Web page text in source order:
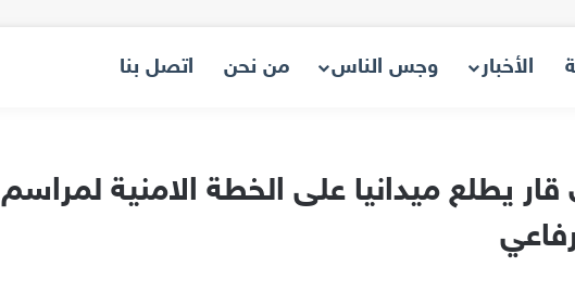
الأخبار وجس الناس من نحن اتصل بنا
يطلع ميدانيا على الخطة الامنية لمراسم